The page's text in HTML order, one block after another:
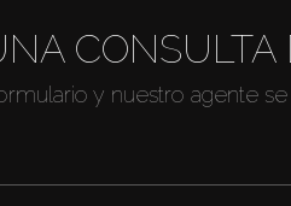
CONSULTA
y nuestro agente